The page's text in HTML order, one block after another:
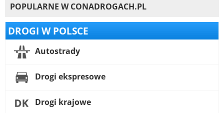
POPULARNE W CONADROGACH.PL
DROGI W POLSCE
Autostrady
Drogi ekspresowe
Drogi krajowe